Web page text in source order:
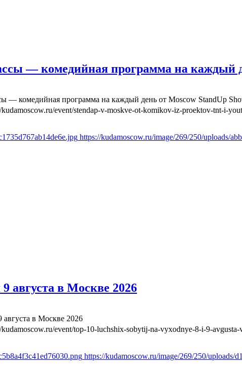
— комедийная программа на каждый
— комедийная программа на каждый день от Moscow StandUp
kudamoscow.ru/event/stendap-v-moskve-ot-komikov-iz-proektov-tnt-i-
https://kudamoscow.ru/image/269/250/uploads/
августа в Москве 2026
в Москве 2026
kudamoscow.ru/event/top-10-luchshix-sobytij-na-vyxodnye-8-i-9-
https://kudamoscow.ru/image/269/250/uploads/